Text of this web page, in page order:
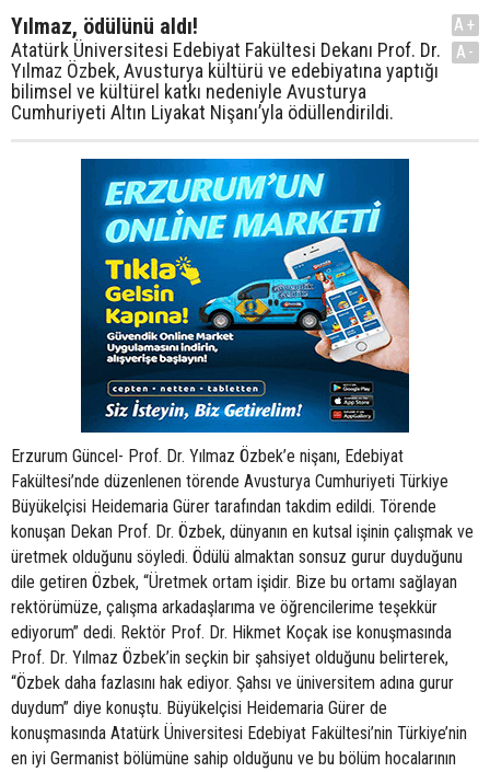
Yılmaz, ödülünü aldı!
Atatürk Üniversitesi Edebiyat Fakültesi Dekanı Prof. Dr.
Yılmaz Özbek, Avusturya kültürü ve edebiyatına yaptığı
bilimsel ve kültürel katkı nedeniyle Avusturya
Cumhuriyeti Altın Liyakat Nişanı’yla ödüllendirildi.
A+
A-
Erzurum Güncel- Prof. Dr. Yılmaz Özbek’e nişanı, Edebiyat
Fakültesi’nde düzenlenen törende Avusturya Cumhuriyeti Türkiye
Büyükelçisi Heidemaria Gürer tarafından takdim edildi. Törende
konuşan Dekan Prof. Dr. Özbek, dünyanın en kutsal işinin çalışmak ve
üretmek olduğunu söyledi. Ödülü almaktan sonsuz gurur duyduğunu
dile getiren Özbek, “Üretmek ortam işidir. Bize bu ortamı sağlayan
rektörümüze, çalışma arkadaşlarıma ve öğrencilerime teşekkür
ediyorum” dedi. Rektör Prof. Dr. Hikmet Koçak ise konuşmasında
Prof. Dr. Yılmaz Özbek’in seçkin bir şahsiyet olduğunu belirterek,
“Özbek daha fazlasını hak ediyor. Şahsı ve üniversitem adına gurur
duydum” diye konuştu. Büyükelçisi Heidemaria Gürer de
konuşmasında Atatürk Üniversitesi Edebiyat Fakültesi’nin Türkiye’nin
en iyi Germanist bölümüne sahip olduğunu ve bu bölüm hocalarının